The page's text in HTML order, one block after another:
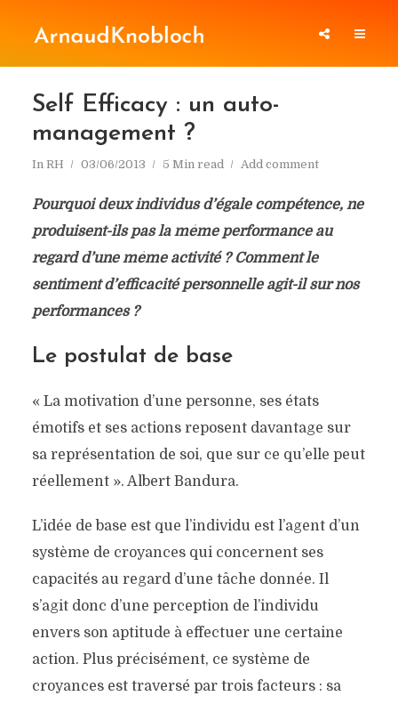
Self Efficacy : un auto-
management ?
In RH 03/06/2013 5 Min read Add comment
Pourquoi deux individus d’égale compétence, ne
produisent-ils pas la même performance au
regard d’une même activité ? Comment le
sentiment d’efficacité personnelle agit-il sur nos
performances ?
Le postulat de base
« La motivation d’une personne, ses états
émotifs et ses actions reposent davantage sur
sa représentation de soi, que sur ce qu’elle peut
réellement ». Albert Bandura.
L’idée de base est que l’individu est l’agent d’un
système de croyances qui concernent ses
capacités au regard d’une tâche donnée. Il
s’agit donc d’une perception de l’individu
envers son aptitude à effectuer une certaine
action. Plus précisément, ce système de
croyances est traversé par trois facteurs : sa